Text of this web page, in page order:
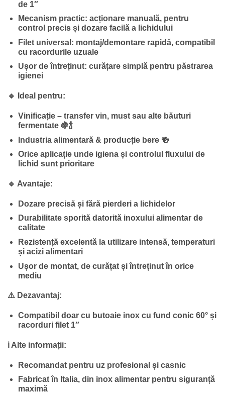
de 1″
Mecanism practic: acționare manuală, pentru
control precis și dozare facilă a lichidului
Filet universal: montaj/demontare rapidă, compatibil
cu racordurile uzuale
Ușor de întreținut: curățare simplă pentru păstrarea
igienei
🔹 Ideal pentru:
Vinificație – transfer vin, must sau alte băuturi
fermentate 🍇🍾
Industria alimentară & producție bere 🍻
Orice aplicație unde igiena și controlul fluxului de
lichid sunt prioritare
🔹 Avantaje:
Dozare precisă și fără pierderi a lichidelor
Durabilitate sporită datorită inoxului alimentar de
calitate
Rezistență excelentă la utilizare intensă, temperaturi
și acizi alimentari
Ușor de montat, de curățat și întreținut în orice
mediu
⚠️ Dezavantaj:
Compatibil doar cu butoaie inox cu fund conic 60° și
racorduri filet 1″
ℹ️ Alte informații:
Recomandat pentru uz profesional și casnic
Fabricat în Italia, din inox alimentar pentru siguranță
maximă